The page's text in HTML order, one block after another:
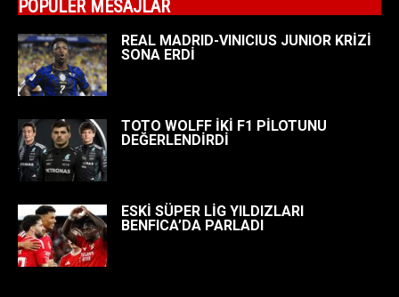
POPÜLER MESAJLAR
REAL MADRID-VINICIUS JUNIOR KRİZİ
SONA ERDİ
TOTO WOLFF İKİ F1 PİLOTUNU
DEĞERLENDİRDİ
ESKİ SÜPER LİG YILDIZLARI
BENFICA’DA PARLADI